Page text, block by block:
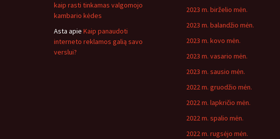
kaip rasti tinkamas valgomojo
kambario kėdes
Asta apie Kaip panaudoti
interneto reklamos galią savo
verslui?
2023 m. birželio mėn.
2023 m. balandžio mėn.
2023 m. kovo mėn.
2023 m. vasario mėn.
2023 m. sausio mėn.
2022 m. gruodžio mėn.
2022 m. lapkričio mėn.
2022 m. spalio mėn.
2022 m. rugsėjo mėn.